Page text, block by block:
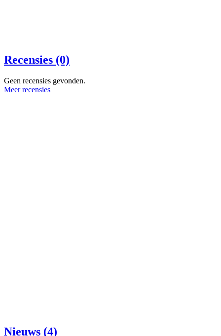
Recensies (0)
Geen recensies gevonden.
Meer recensies
Nieuws (4)